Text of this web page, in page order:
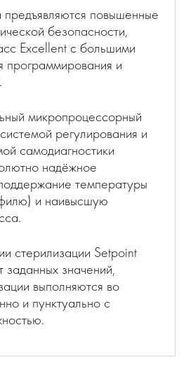
предъявляются повышенные
безопасности,
Excellent с большими
программирования и
микропроцессорный
регулирования и
самодиагностики
надёжное
температуры
и наивысшую
стерилизации Setpoint
значений,
выполняются во
и пунктуально с